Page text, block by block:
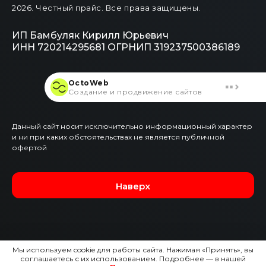
2026 . Честный прайс. Все права защищены.
ИП Бамбуляк Кирилл Юрьевич
ИНН 720214295681 ОГРНИП 319237500386189
Данный сайт носит исключительно информационный характер
и ни при каких обстоятельствах не является публичной
офертой
Наверх
OctoWeb
Создание и продвижение сайтов
Мы используем cookie для работы сайта. Нажимая «Принять», вы
соглашаетесь с их использованием. Подробнее — в нашей